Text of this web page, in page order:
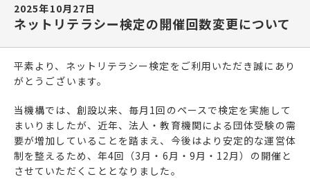
2025年10月27日
ネットリテラシー検定の開催回数変更について
平素より、ネットリテラシー検定をご利用いただき誠にあり
がとうございます。
当機構では、創設以来、毎月1回のペースで検定を実施して
まいりましたが、近年、法人・教育機関による団体受験の需
要が増加していることを踏まえ、今後はより安定的な運営体
制を整えるため、年4回（3月・6月・9月・12月）の開催と
させていただくこととなりました。